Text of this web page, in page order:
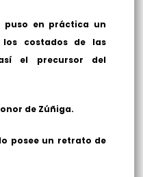
puso en práctica un
costados de las
el precursor del
de Zúñiga.
posee un retrato de